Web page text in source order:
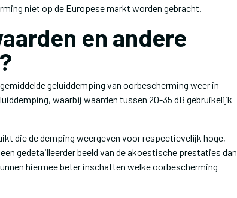
niet op de Europese markt worden gebracht.
en andere
geluiddemping van oorbescherming weer in
waarbij waarden tussen 20-35 dB gebruikelijk
die de demping weergeven voor respectievelijk hoge,
gedetailleerder beeld van de akoestische prestaties dan
hiermee beter inschatten welke oorbescherming